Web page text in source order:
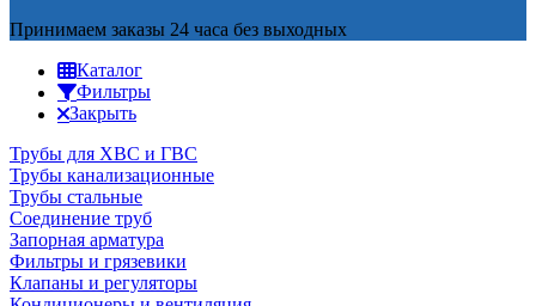
Принимаем заказы 24 часа без выходных
Каталог
Фильтры
Закрыть
Трубы для ХВС и ГВС
Трубы канализационные
Трубы стальные
Соединение труб
Запорная арматура
Фильтры и грязевики
Клапаны и регуляторы